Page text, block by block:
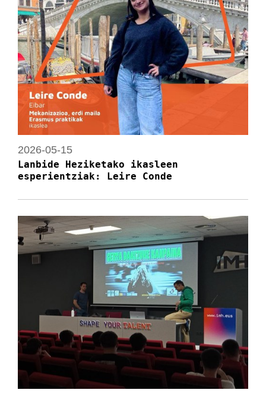
2026-05-15
Lanbide Heziketako ikasleen
esperientziak: Leire Conde